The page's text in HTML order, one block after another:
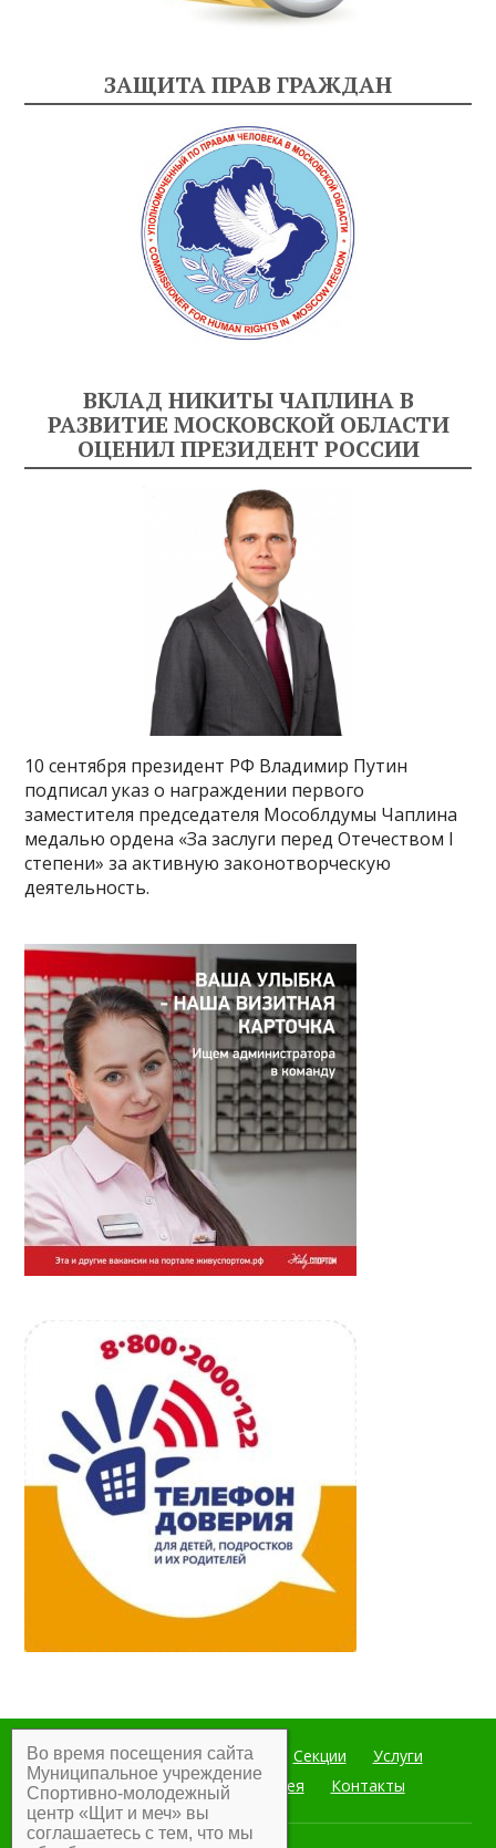
ЗАЩИТА ПРАВ ГРАЖДАН
ВКЛАД НИКИТЫ ЧАПЛИНА В
РАЗВИТИЕ МОСКОВСКОЙ ОБЛАСТИ
ОЦЕНИЛ ПРЕЗИДЕНТ РОССИИ
10 сентября президент РФ Владимир Путин
подписал указ о награждении первого
заместителя председателя Мособлдумы Чаплина
медалью ордена «За заслуги перед Отечеством I
степени» за активную законотворческую
деятельность.
Главная Мероприятия Секции
Услуги
Документы
Фотогалерея Контакты
Во время посещения сайта
Муниципальное учреждение
Спортивно-молодежный
центр «Щит и меч» вы
соглашаетесь с тем, что мы